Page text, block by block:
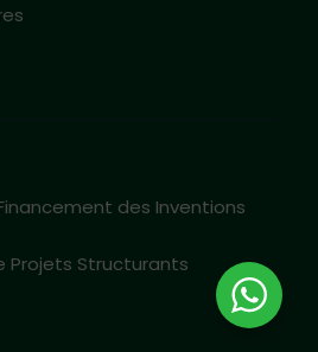
des Inventions
Projets Structurants